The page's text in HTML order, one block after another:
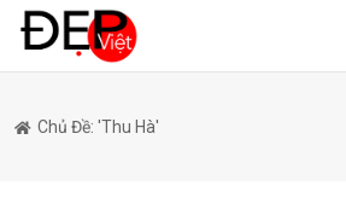
Chủ Đề: 'thu Hà'